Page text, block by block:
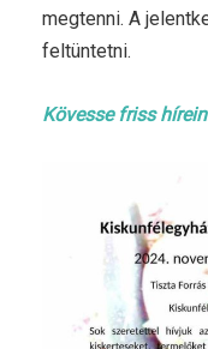
megtenni. A
feltüntetni.
Kövesse friss